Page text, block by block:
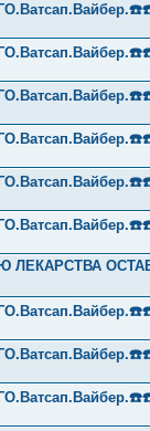
ЛЕКАРСТВА